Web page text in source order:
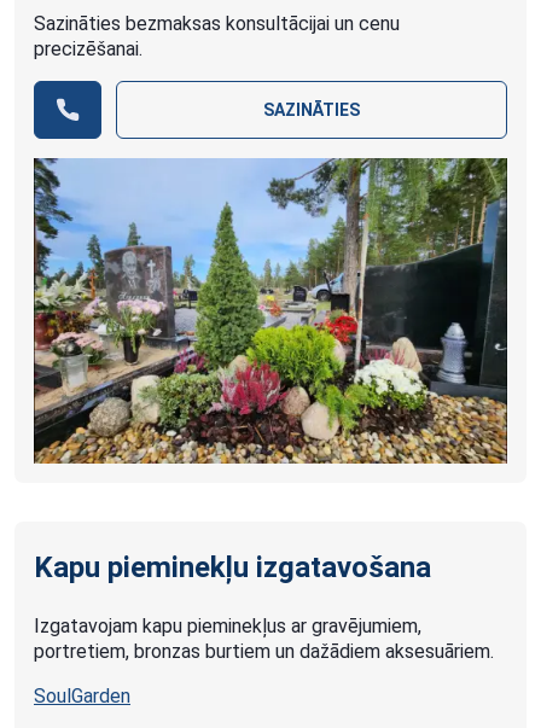
Sazināties bezmaksas konsultācijai un cenu
precizēšanai.
SAZINĀTIES
Kapu pieminekļu izgatavošana
Izgatavojam kapu pieminekļus ar gravējumiem,
portretiem, bronzas burtiem un dažādiem aksesuāriem.
SoulGarden